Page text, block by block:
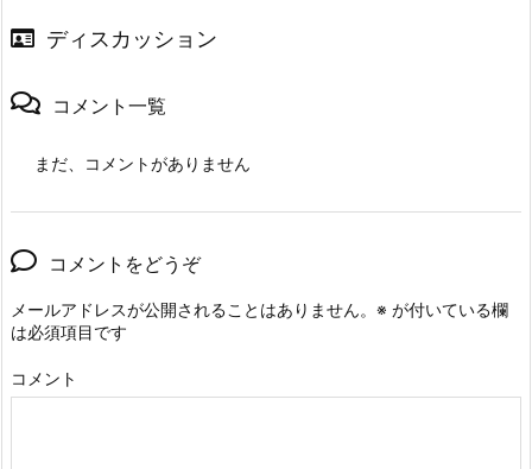
ディスカッション
コメント一覧
まだ、コメントがありません
コメントをどうぞ
メールアドレスが公開されることはありません。 ※ が付いている欄
は必須項目です
コメント